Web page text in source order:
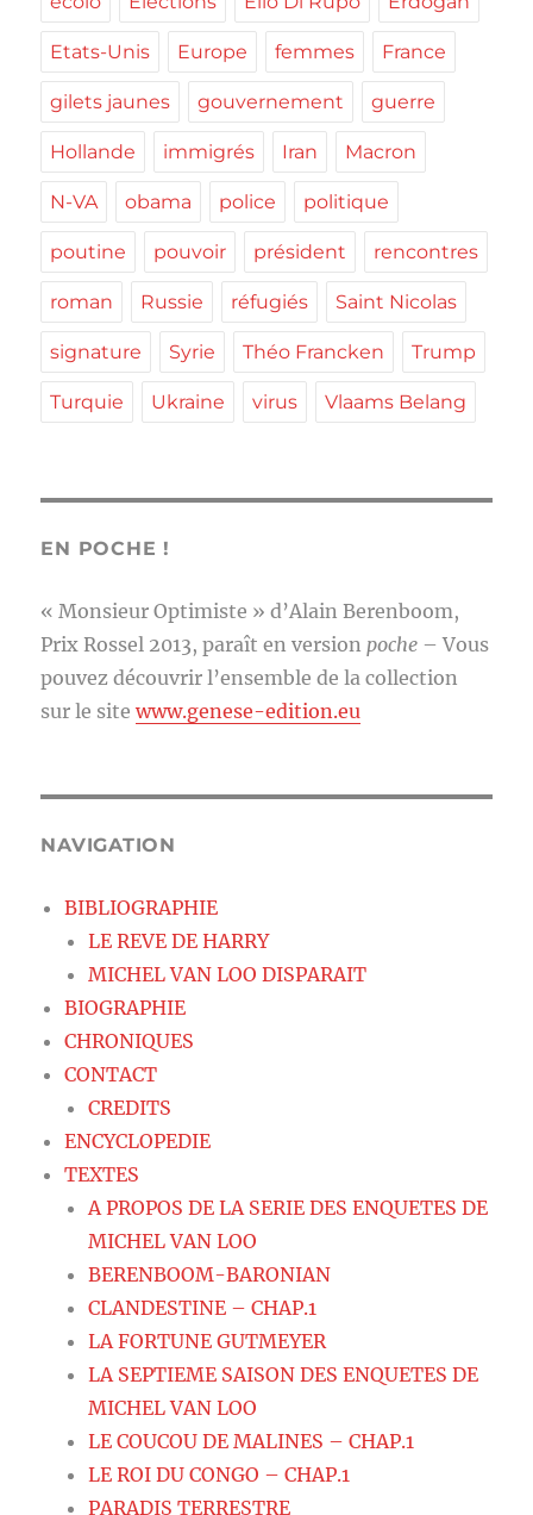
Etats-Unis Europe femmes France
gilets jaunes gouvernement guerre
Hollande immigrés Iran Macron
N-VA obama police politique
poutine pouvoir président rencontres
roman Russie réfugiés Saint Nicolas
signature Syrie Théo Francken Trump
Turquie Ukraine virus Vlaams Belang
EN POCHE !
« Monsieur Optimiste » d’Alain Berenboom,
Prix Rossel 2013, paraît en version poche – Vous
pouvez découvrir l’ensemble de la collection
sur le sitewww.genese-edition.eu
NAVIGATION
BIBLIOGRAPHIE
LE REVE DE HARRY
MICHEL VAN LOO DISPARAIT
BIOGRAPHIE
CHRONIQUES
CONTACT
CREDITS
ENCYCLOPEDIE
TEXTES
A PROPOS DE LA SERIE DES ENQUETES DE
MICHEL VAN LOO
BERENBOOM-BARONIAN
CLANDESTINE – CHAP.1
LA FORTUNE GUTMEYER
LA SEPTIEME SAISON DES ENQUETES DE
MICHEL VAN LOO
LE COUCOU DE MALINES – CHAP.1
LE ROI DU CONGO – CHAP.1
PARADIS TERRESTRE